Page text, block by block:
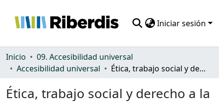
Iniciar sesión
Comunidades
Estadísticas
Inicio
09. Accesibilidad universal
Accesibilidad universal
Ética, trabajo social y derecho a la accesibilidad
Ética, trabajo social y derecho a la